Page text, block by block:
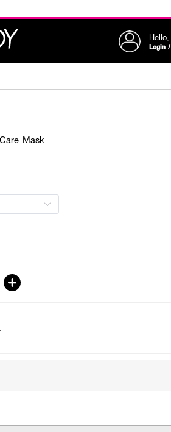
Login
Mask